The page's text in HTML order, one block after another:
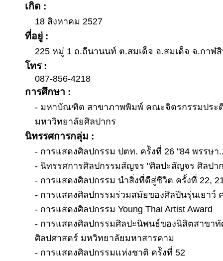
เกิด :
18 สิงหาคม 2527
ที่อยู่ :
225 หมู่ 1 ถ.ถีนานนท์ ต.สมเด็จ อ.สมเด็จ จ.กาฬ
โทร :
087-856-4218
การศึกษา :
- มหาบัณฑิต สาขาภาพพิมพ์ คณะจิตรกรรมประ
มหาวิทยาลัยศิลปากร
นิทรรศการกลุ่ม :
- การแสดงศิลปกรรม ปตท. คร้ังที่ 26 "84 พรรษ
- นิทรรศการศิลปกรรมสัญจร "ศิลปะสัญจร ศิลปา
- การแสดงศิลปกรรม นำสิ่งที่ดีสู่ชีวิต ครั้งที่ 22,
- การแสดงศิลปกรรมร่วมสมัยของศิลปินรุ่นเยาว์
- การแสดงศิลปกรรม Young Thai Artist Award
- การแสดงศิลปกรรมศิลปะนิพนธ์ของนิสิตสาขา
ศิลปศาสตร์ มหวิทยาลัยมหาสารคาม
- การแสดงศิลปกรรมแห่งชาติ คร้ังที่ 52